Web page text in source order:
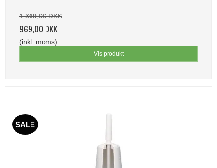
1.369,00 DKK
969,00 DKK
(inkl. moms)
Vis produkt
SALE